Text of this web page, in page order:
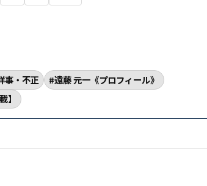
事・不正
遠藤 元一《プロフィール》
】